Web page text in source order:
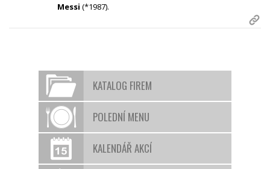
Messi (*1987).
KATALOG FIREM
POLEDNÍ MENU
KALENDÁŘ AKCÍ